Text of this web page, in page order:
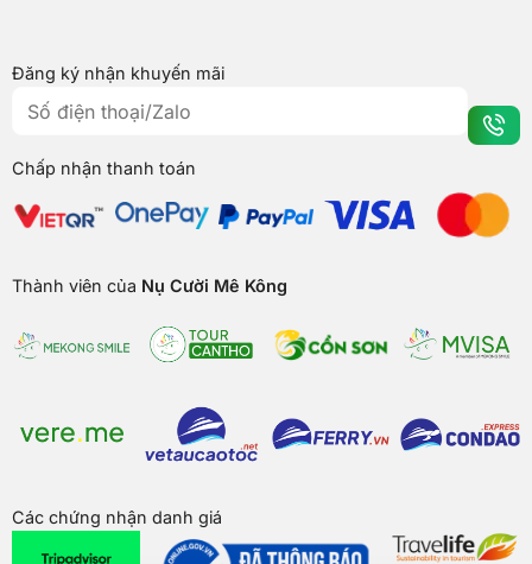
Đăng ký nhận khuyến mãi
Chấp nhận thanh toán
Thành viên của Nụ Cười Mê Kông
Các chứng nhận danh giá